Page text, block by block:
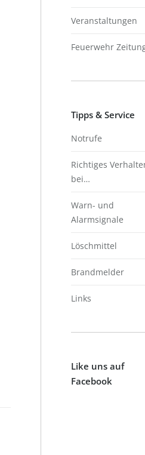
Veranstaltungen
Feuerwehr
Tipps & Service
Notrufe
Richtiges
bei…
Warn- und
Alarmsignale
Löschmittel
Brandmelder
Links
Like uns auf
Facebook